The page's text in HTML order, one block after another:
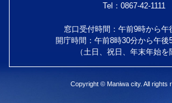
Tel：0867-42-1111
窓口受付時間：午前9時から午
開庁時間：午前8時30分から午後
（土日、祝日、年末年始を
Copyright © Maniwa city. All rights